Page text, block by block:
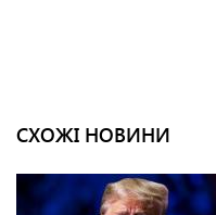
СХОЖІ НОВИНИ